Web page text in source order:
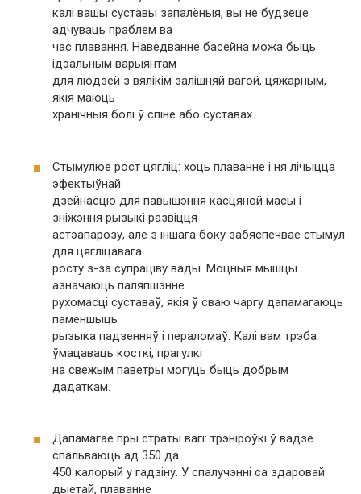
калі вашы суставы запалёныя, вы не будзеце
адчуваць праблем ва
час плавання. Наведванне басейна можа быць
ідэальным варыянтам
для людзей з вялікім залішняй вагой, цяжарным,
якія маюць
хранічныя болі ў спіне або суставах.
Стымулюе рост цягліц: хоць плаванне і ня лічыцца
эфектыўнай
дзейнасцю для павышэння касцяной масы і
зніжэння рызыкі развіцця
астэапарозу, але з іншага боку забяспечвае стымул
для цягліцавага
росту з-за супраціву вады. Моцныя мышцы
азначаюць паляпшэнне
рухомасці суставаў, якія ў сваю чаргу дапамагаюць
паменшыць
рызыка падзенняў і пераломаў. Калі вам трэба
ўмацаваць косткі, прагулкі
на свежым паветры могуць быць добрым
дадаткам.
Дапамагае пры страты вагі: трэніроўкі ў вадзе
спальваюць ад 350 да
450 калорый у гадзіну. У спалучэнні са здаровай
дыетай, плаванне